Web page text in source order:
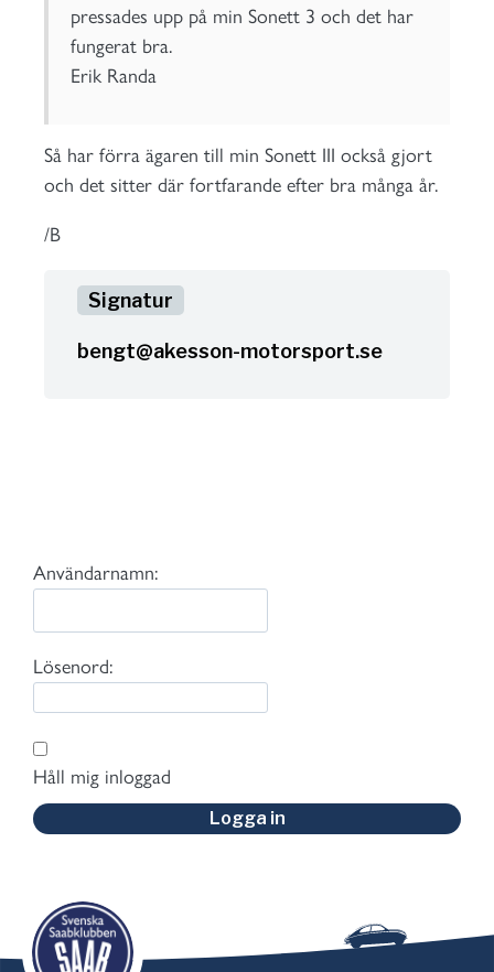
pressades upp på min Sonett 3 och det har
fungerat bra.
Erik Randa
Så har förra ägaren till min Sonett III också gjort
och det sitter där fortfarande efter bra många år.
/B
bengt@akesson-motorsport.se
Användarnamn:
Lösenord:
Håll mig inloggad
Logga in